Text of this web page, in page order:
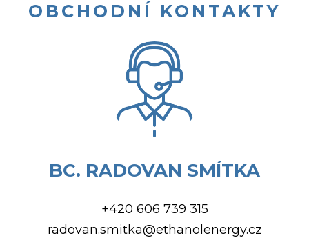
OBCHODNÍ KONTAKTY
BC. RADOVAN SMÍTKA
+420 606 739 315
radovan.smitka@ethanolenergy.cz